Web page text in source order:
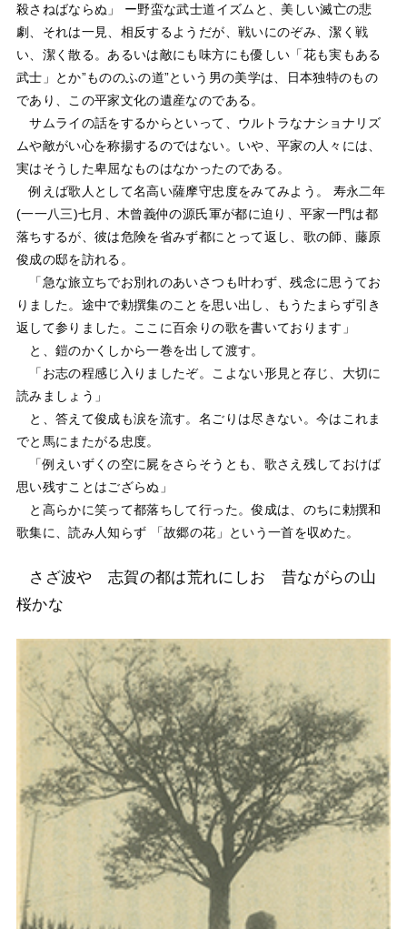
殺さねばならぬ」 ー野蛮な武士道イズムと、美しい滅亡の悲
劇、それは一見、相反するようだが、戦いにのぞみ、潔く戦
い、潔く散る。あるいは敵にも味方にも優しい「花も実もある
武士」とか”もののふの道”という男の美学は、日本独特のもの
であり、この平家文化の遺産なのである。
サムライの話をするからといって、ウルトラなナショナリズ
ムや敵がい心を称揚するのではない。いや、平家の人々には、
実はそうした卑屈なものはなかったのである。
例えば歌人として名高い薩摩守忠度をみてみよう。 寿永二年
(一一八三)七月、木曾義仲の源氏軍が都に迫り、平家一門は都
落ちするが、彼は危険を省みず都にとって返し、歌の師、藤原
俊成の邸を訪れる。
「急な旅立ちでお別れのあいさつも叶わず、残念に思うてお
りました。途中で勅撰集のことを思い出し、もうたまらず引き
返して参りました。ここに百余りの歌を書いております」
と、鎧のかくしから一巻を出して渡す。
「お志の程感じ入りましたぞ。こよない形見と存じ、大切に
読みましょう」
と、答えて俊成も涙を流す。名ごりは尽きない。今はこれま
でと馬にまたがる忠度。
「例えいずくの空に屍をさらそうとも、歌さえ残しておけば
思い残すことはござらぬ」
と高らかに笑って都落ちして行った。俊成は、のちに勅撰和
歌集に、読み人知らず 「故郷の花」という一首を収めた。
さざ波や 志賀の都は荒れにしお 昔ながらの山
桜かな